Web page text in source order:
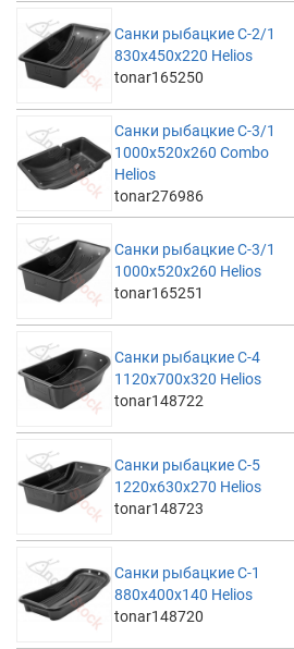
Санки рыбацкие С-2/1
830x450x220 Helios
tonar165250
Санки рыбацкие С-3/1
1000x520x260 Combo
Helios
tonar276986
Санки рыбацкие С-3/1
1000х520х260 Helios
tonar165251
Санки рыбацкие С-4
1120x700x320 Helios
tonar148722
Санки рыбацкие С-5
1220x630x270 Helios
tonar148723
Санки рыбацкие С-1
880x400x140 Helios
tonar148720